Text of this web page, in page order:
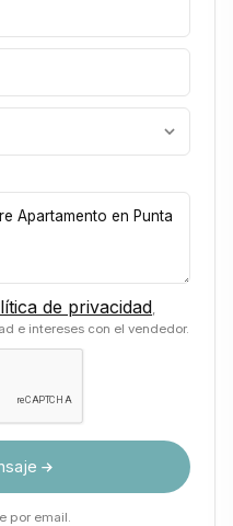
de privacidad,
e intereses con el vendedor.
por email.